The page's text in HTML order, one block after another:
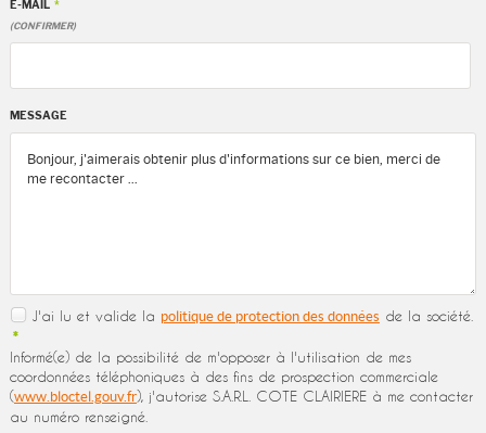
E-MAIL *
(CONFIRMER)
MESSAGE
J'ai lu et valide la politique de protection des données de la société.
*
Informé(e) de la possibilité de m'opposer à l'utilisation de mes
coordonnées téléphoniques à des fins de prospection commerciale
(www.bloctel.gouv.fr), j'autorise S.A.R.L. COTE CLAIRIERE à me contacter
au numéro renseigné.